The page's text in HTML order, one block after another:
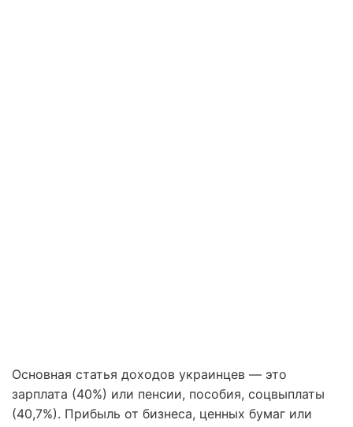
Основная статья доходов украинцев — это
зарплата (40%) или пенсии, пособия, соцвыплаты
(40,7%). Прибыль от бизнеса, ценных бумаг или